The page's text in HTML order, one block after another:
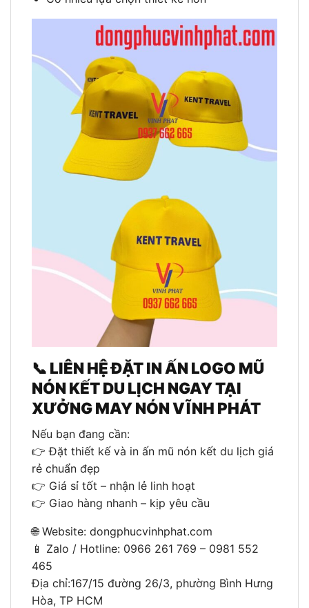
📞 LIÊN HỆ ĐẶT IN ẤN LOGO MŨ
NÓN KẾT DU LỊCH NGAY TẠI
XƯỞNG MAY NÓN VĨNH PHÁT
Nếu bạn đang cần:
👉 Đặt thiết kế và in ấn mũ nón kết du lịch giá
rẻ chuẩn đẹp
👉 Giá sỉ tốt – nhận lẻ linh hoạt
👉 Giao hàng nhanh – kịp yêu cầu
🌐 Website: dongphucvinhphat.com
📱 Zalo / Hotline: 0966 261 769 – 0981 552
465
Địa chỉ:167/15 đường 26/3, phường Bình Hưng
Hòa, TP HCM